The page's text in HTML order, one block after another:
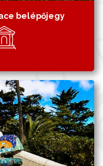
belépőjegy